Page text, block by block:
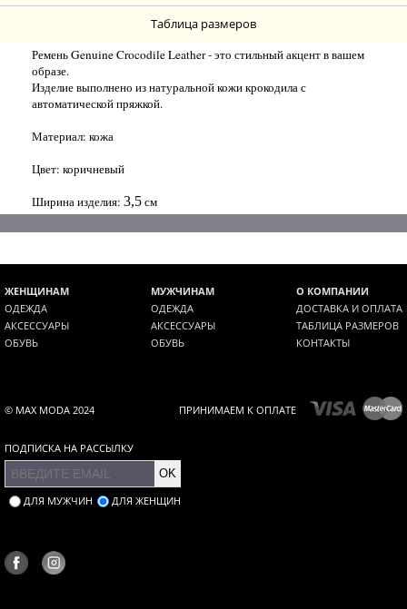
Таблица размеров
Ремень Genuine Crocodile Leather - это стильный акцент в вашем
образе.
Изделие выполнено из натуральной кожи крокодила с
автоматической пряжкой.
Материал: кожа
Цвет: коричневый
Ширина изделия: 3,5см
ЖЕНЩИНАМ
ОДЕЖДА
АКСЕССУАРЫ
ОБУВЬ
МУЖЧИНАМ
ОДЕЖДА
АКСЕССУАРЫ
ОБУВЬ
О КОМПАНИИ
ДОСТАВКА И ОПЛАТА
ТАБЛИЦА РАЗМЕРОВ
КОНТАКТЫ
© MAX MODA 2024 ПРИНИМАЕМ К ОПЛАТЕ
ПОДПИСКА НА РАССЫЛКУ
OK
ДЛЯ МУЖЧИН
ДЛЯ ЖЕНЩИН